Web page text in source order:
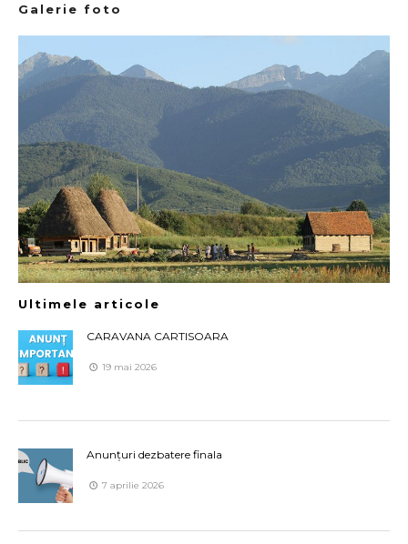
Galerie foto
Ultimele articole
CARAVANA CARTISOARA
19 mai 2026
Anunțuri dezbatere finala
7 aprilie 2026